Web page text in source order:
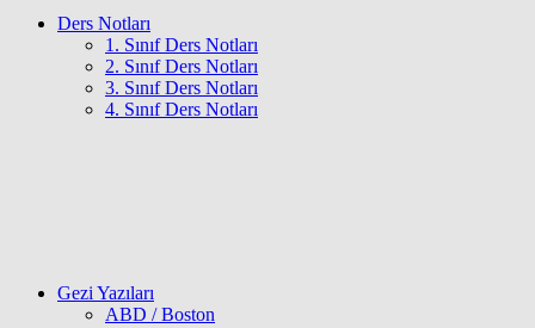
Ders Notları
1. Sınıf Ders Notları
2. Sınıf Ders Notları
3. Sınıf Ders Notları
4. Sınıf Ders Notları
Gezi Yazıları
ABD / Boston